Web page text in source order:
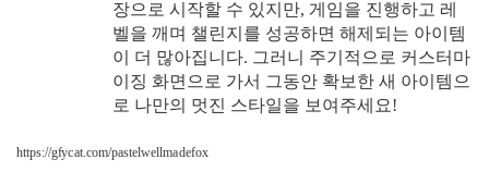
장으로 시작할 수 있지만, 게임을 진행하고 레
벨을 깨며 챌린지를 성공하면 해제되는 아이템
이 더 많아집니다. 그러니 주기적으로 커스터마
이징 화면으로 가서 그동안 확보한 새 아이템으
로 나만의 멋진 스타일을 보여주세요!
https://gfycat.com/pastelwellmadefox